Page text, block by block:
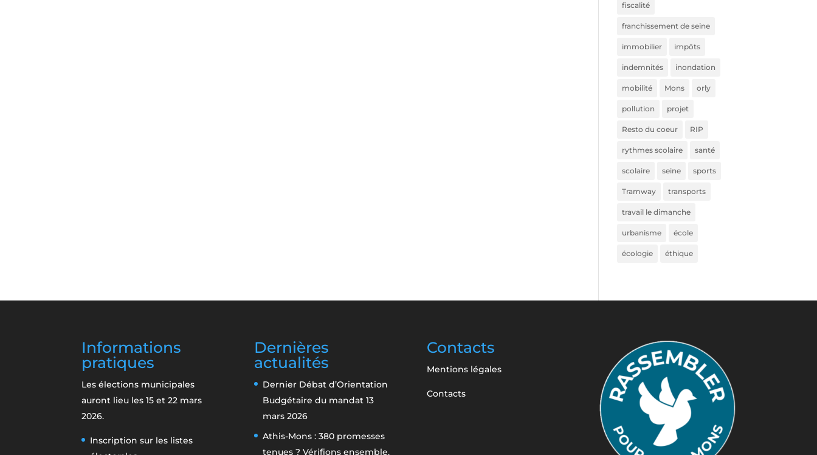
fiscalité
franchissement de seine
immobilier impôts
indemnités inondation
mobilité Mons orly
pollution projet
Resto du coeur RIP
rythmes scolaire santé
scolaire seine sports
Tramway transports
travail le dimanche
urbanisme école
écologie éthique
Informations
pratiques
Les élections municipales
auront lieu les 15 et 22 mars
2026.
Inscription sur les listes
Dernières
actualités
Dernier Débat d’Orientation
Budgétaire du mandat 13
mars 2026
Athis-Mons : 380 promesses
tenues ? Vérifions ensemble.
Contacts
Mentions légales
Contacts